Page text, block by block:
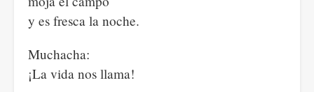
y es fresca la noche.
Muchacha:
¡La vida nos llama!